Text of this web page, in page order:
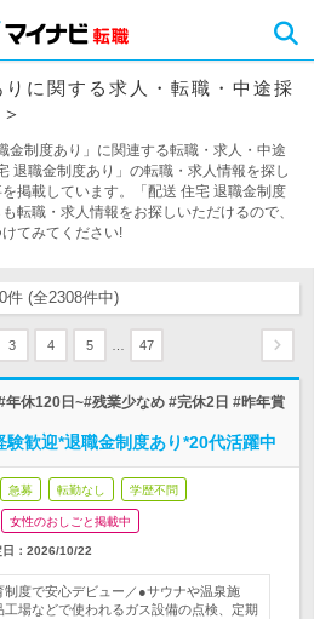
に関する求人・転職・中途採
金制度あり」に関連する転職・求人・中途
退職金制度あり」の転職・求人情報を探し
掲載しています。「配送 住宅 退職金制度
転職・求人情報をお探しいただけるので、
てみてください!
件 (全2308件中)
3 4 5 47
休120日~#残業少なめ #完休2日 #昨年賞
験歓迎*退職金制度あり*20代活躍中
急募 転勤なし 学歴不問
女性のおしごと掲載中
： 2026/10/22
制度で安心デビュー／●サウナや温泉施
場などで使われるガス設備の点検、定期